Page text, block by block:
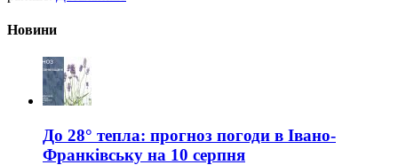
Новини
До 28° тепла: прогноз погоди в Івано-
Франківську на 10 серпня